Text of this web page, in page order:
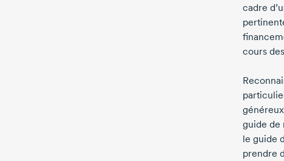
cadre
cours
guide de
le guide
prendre